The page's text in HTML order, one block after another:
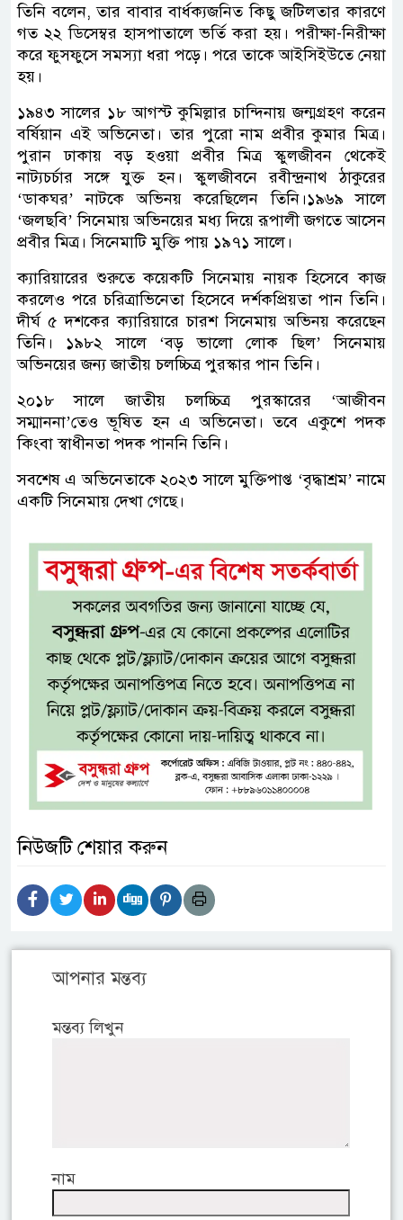
তিনি বলেন, তার বাবার বার্ধক্যজনিত কিছু জটিলতার কারণে
গত ২২ ডিসেম্বর হাসপাতালে ভর্তি করা হয়। পরীক্ষা-নিরীক্ষা
করে ফুসফুসে সমস্যা ধরা পড়ে। পরে তাকে আইসিইউতে নেয়া
হয়।
১৯৪৩ সালের ১৮ আগস্ট কুমিল্লার চান্দিনায় জন্মগ্রহণ করেন
বর্ষিয়ান এই অভিনেতা। তার পুরো নাম প্রবীর কুমার মিত্র।
পুরান ঢাকায় বড় হওয়া প্রবীর মিত্র স্কুলজীবন থেকেই
নাট্যচর্চার সঙ্গে যুক্ত হন। স্কুলজীবনে রবীন্দ্রনাথ ঠাকুরের
‘ডাকঘর’ নাটকে অভিনয় করেছিলেন তিনি।১৯৬৯ সালে
‘জলছবি’ সিনেমায় অভিনয়ের মধ্য দিয়ে রূপালী জগতে আসেন
প্রবীর মিত্র। সিনেমাটি মুক্তি পায় ১৯৭১ সালে।
ক্যারিয়ারের শুরুতে কয়েকটি সিনেমায় নায়ক হিসেবে কাজ
করলেও পরে চরিত্রাভিনেতা হিসেবে দর্শকপ্রিয়তা পান তিনি।
দীর্ঘ ৫ দশকের ক্যারিয়ারে চারশ সিনেমায় অভিনয় করেছেন
তিনি। ১৯৮২ সালে ‘বড় ভালো লোক ছিল’ সিনেমায়
অভিনয়ের জন্য জাতীয় চলচ্চিত্র পুরস্কার পান তিনি।
২০১৮ সালে জাতীয় চলচ্চিত্র পুরস্কারের ‘আজীবন
সম্মাননা’তেও ভূষিত হন এ অভিনেতা। তবে একুশে পদক
কিংবা স্বাধীনতা পদক পাননি তিনি।
সবশেষ এ অভিনেতাকে ২০২৩ সালে মুক্তিপাপ্ত ‘বৃদ্ধাশ্রম’ নামে
একটি সিনেমায় দেখা গেছে।
নিউজটি শেয়ার করুন
আপনার মন্তব্য
মন্তব্য লিখুন
নাম